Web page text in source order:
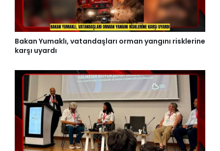
Bakan Yumaklı, vatandaşları orman yangını risklerine
karşı uyardı